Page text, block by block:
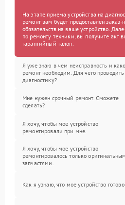
На этапе приема устройства на
ремонт вам будет предоставлен
обязательств на ваше устройство.
по ремонту техники, вы получите акт
гарантийный талон.
Я уже знаю в чем неисправность и
ремонт необходим. Для чего проводить
диагностику?
Мне нужен срочный ремонт. Сможете
сделать?
Я хочу, чтобы мое устройство
ремонтировали при мне.
Я хочу, чтобы мое устройство
ремонтировалось только
запчастями.
Как я узнаю, что мое устройство